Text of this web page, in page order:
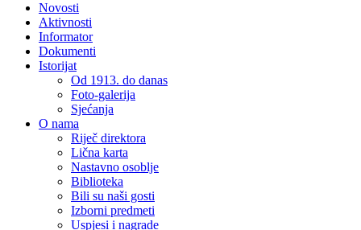
Novosti
Aktivnosti
Informator
Dokumenti
Istorijat
Od 1913. do danas
Foto-galerija
Sjećanja
O nama
Riječ direktora
Lična karta
Nastavno osoblje
Biblioteka
Bili su naši gosti
Izborni predmeti
Uspjesi i nagrade